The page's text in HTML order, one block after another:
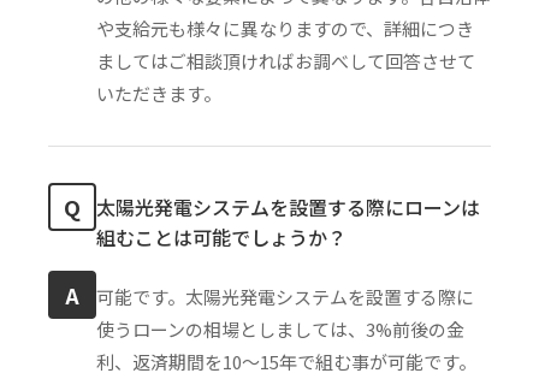
や支給元も様々に異なりますので、詳細につき
ましてはご相談頂ければお調べして回答させて
いただきます。
Q 太陽光発電システムを設置する際にローンは
組むことは可能でしょうか？
A
可能です。太陽光発電システムを設置する際に
使うローンの相場としましては、3%前後の金
利、返済期間を10〜15年で組む事が可能です。